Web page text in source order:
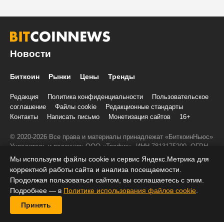
Новости
Биткоин Рынки Цены Тренды
Редакция Политика конфиденциальности
Пользовательское
соглашение
Файлы cookie
Редакционные стандарты
Контакты
Написать письмо Монетизация сайтов 16+
© 2020-2026 Все права и материалы принадлежат «БиткоинНьюс»
Учредитель и редакция: ООО «Трафик», ИНН 7813175200, ОГРН
1027806866724, 197022, г. Санкт-Петербург, ул. Льва Толстого, д.
1–3, литер А, помещение 40-Н, комната 12
При копировании информации ставить активную ссылку на
BitcoinNews.ru:
Мы используем файлы cookie и сервис Яндекс.Метрика для
корректной работы сайта и анализа посещаемости.
Продолжая пользоваться сайтом, вы соглашаетесь с этим.
Подробнее — в Политике использования файлов cookie
Принять